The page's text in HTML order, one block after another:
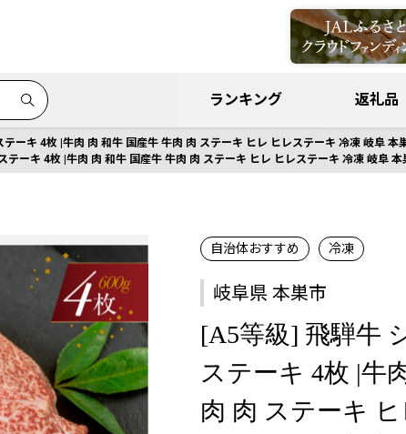
ランキング 返礼品
ーキ 4枚 |牛肉 肉 和牛 国産牛 牛肉 肉 ステーキ ヒレ ヒレステーキ 冷凍 岐阜 本
テーキ 4枚 |牛肉 肉 和牛 国産牛 牛肉 肉 ステーキ ヒレ ヒレステーキ 冷凍 岐阜 本
自治体おすすめ 冷凍
岐阜県 本巣市
[A5等級] 飛騨牛
ステーキ 4枚 |牛
肉 肉 ステーキ